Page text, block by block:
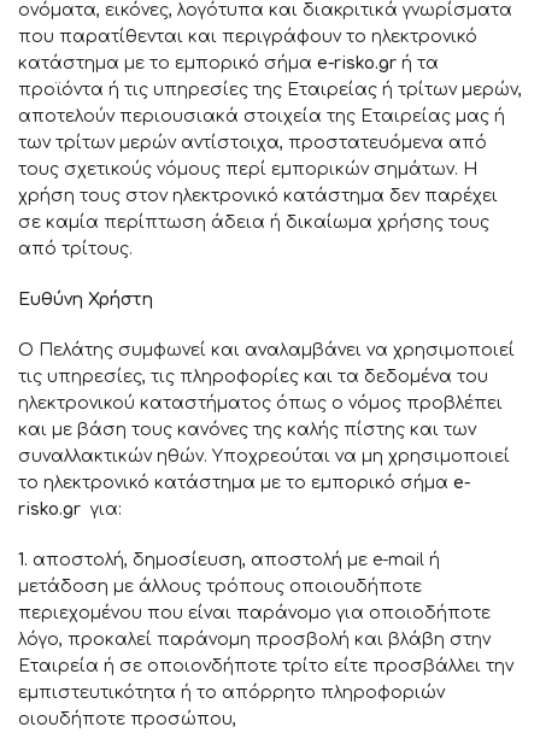
ονόματα, εικόνες, λογότυπα και διακριτικά γνωρίσματα
που παρατίθενται και περιγράφουν το ηλεκτρονικό
κατάστημα με το εμπορικό σήμα e-risko.gr ή τα
προϊόντα ή τις υπηρεσίες της Εταιρείας ή τρίτων μερών,
αποτελούν περιουσιακά στοιχεία της Εταιρείας μας ή
των τρίτων μερών αντίστοιχα, προστατευόμενα από
τους σχετικούς νόμους περί εμπορικών σημάτων. Η
χρήση τους στον ηλεκτρονικό κατάστημα δεν παρέχει
σε καμία περίπτωση άδεια ή δικαίωμα χρήσης τους
από τρίτους.
Ευθύνη Χρήστη
Ο Πελάτης συμφωνεί και αναλαμβάνει να χρησιμοποιεί
τις υπηρεσίες, τις πληροφορίες και τα δεδομένα του
ηλεκτρονικού καταστήματος όπως ο νόμος προβλέπει
και με βάση τους κανόνες της καλής πίστης και των
συναλλακτικών ηθών. Υποχρεούται να μη χρησιμοποιεί
το ηλεκτρονικό κατάστημα με το εμπορικό σήμα e-
risko.gr για:
1. αποστολή, δημοσίευση, αποστολή με e-mail ή
μετάδοση με άλλους τρόπους οποιουδήποτε
περιεχομένου που είναι παράνομο για οποιοδήποτε
λόγο, προκαλεί παράνομη προσβολή και βλάβη στην
Εταιρεία ή σε οποιονδήποτε τρίτο είτε προσβάλλει την
εμπιστευτικότητα ή το απόρρητο πληροφοριών
οιουδήποτε προσώπου,